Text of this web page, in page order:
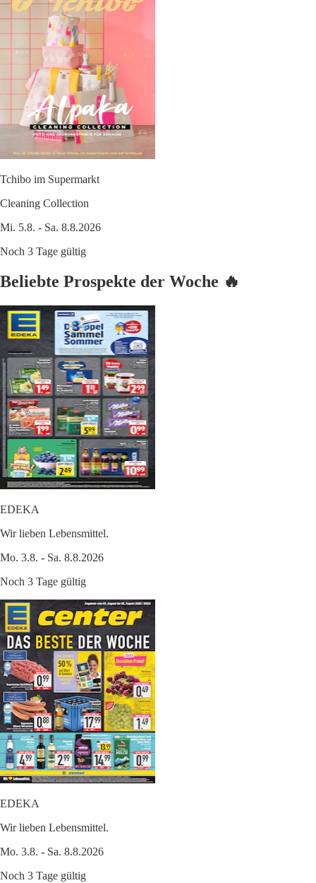
Tchibo im Supermarkt
Cleaning Collection
Mi. 5.8. - Sa. 8.8.2026
Noch 3 Tage gültig
Beliebte Prospekte der Woche 🔥
EDEKA
Wir lieben Lebensmittel.
Mo. 3.8. - Sa. 8.8.2026
Noch 3 Tage gültig
EDEKA
Wir lieben Lebensmittel.
Mo. 3.8. - Sa. 8.8.2026
Noch 3 Tage gültig